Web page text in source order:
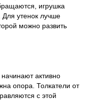
игрушка
утенок лучше
можно развить
активно
опора. Толкатели от
с этой